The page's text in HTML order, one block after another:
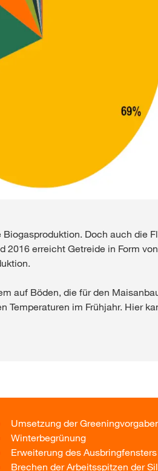
Doch auch die
erreicht Getreide in Form
auf Böden, die für den
Temperaturen im Frühjahr. Hier
Umsetzung der
Winterbegrünung
Erweiterung des
Brechen der Arbeitsspitzen der